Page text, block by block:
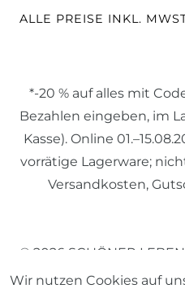
ALLE PREISE INKL.
*-20 % auf alles mit
Bezahlen eingeben, im
Kasse). Online
vorrätige Lagerware;
Versandkosten,
© 2026 SCHÖNER LEBEN.
Wir nutzen Cookies auf